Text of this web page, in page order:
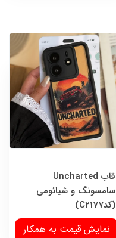
قاب Uncharted
سامسونگ و شیائومی
(کدC2177)
نمایش قیمت به همکار